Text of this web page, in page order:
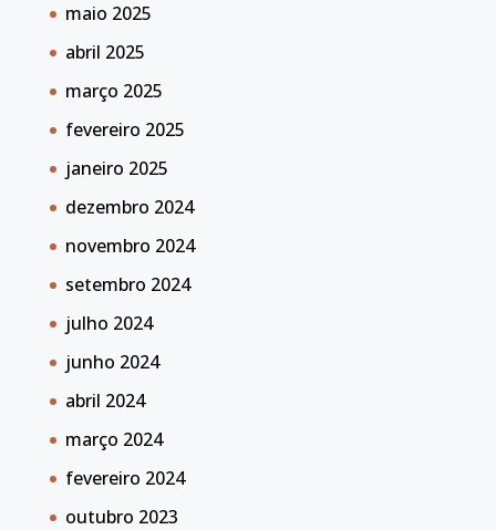
maio 2025
abril 2025
março 2025
fevereiro 2025
janeiro 2025
dezembro 2024
novembro 2024
setembro 2024
julho 2024
junho 2024
abril 2024
março 2024
fevereiro 2024
outubro 2023